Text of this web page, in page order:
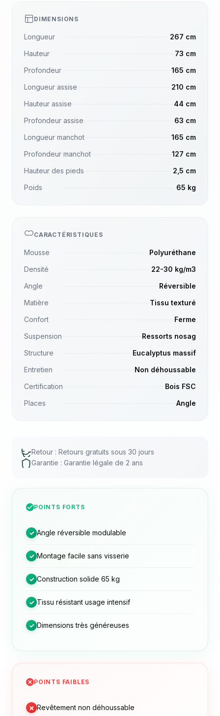
DIMENSIONS
Longueur
267 cm
Hauteur
73 cm
Profondeur
165 cm
Longueur assise
210 cm
Hauteur assise
44 cm
Profondeur assise
63 cm
Longueur manchot
165 cm
Profondeur manchot
127 cm
Hauteur des pieds
2,5 cm
Poids
65 kg
CARACTÉRISTIQUES
Mousse
Polyuréthane
Densité
22-30 kg/m3
Angle
Réversible
Matière
Tissu texturé
Confort
Ferme
Suspension
Ressorts nosag
Structure
Eucalyptus massif
Entretien
Non déhoussable
Certification
Bois FSC
Places
Angle
Retour : Retours gratuits sous 30 jours
Garantie : Garantie légale de 2 ans
POINTS FORTS
✓ Angle réversible modulable
✓ Montage facile sans visserie
✓ Construction solide 65 kg
✓ Tissu résistant usage intensif
✓ Dimensions très généreuses
POINTS FAIBLES
× Revêtement non déhoussable